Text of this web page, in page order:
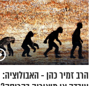
הרב זמיר כהן - האבולוציה: